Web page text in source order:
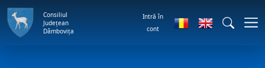
Consiliul
Județean
Dâmbovița
Intră în
cont